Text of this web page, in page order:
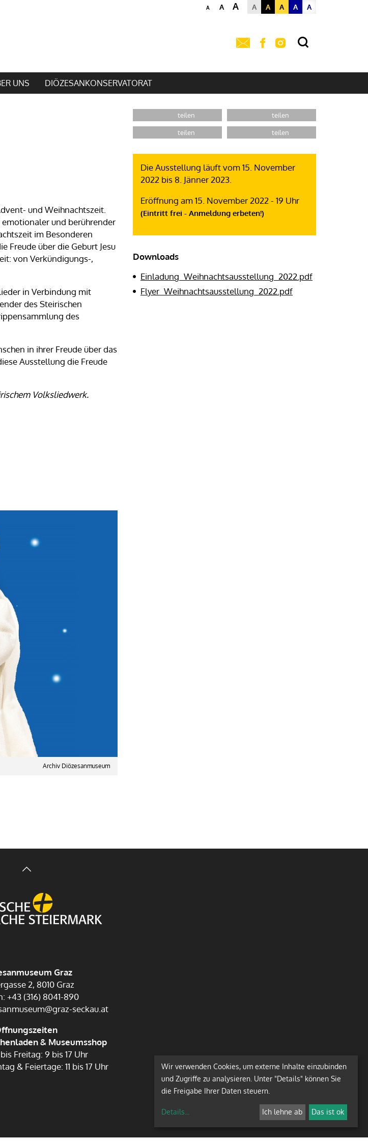
A A A A A A A A
UNS DIÖZESANKONSERVATORAT
und Weihnachtszeit.
emotionaler und berührender
im Besonderen
Freude über die Geburt Jesu
von Verkündigungs-,
in Verbindung mit
des Steirischen
des
in ihrer Freude über das
Ausstellung die Freude
Volksliedwerk.
Archiv Diözesanmuseum
Die Ausstellung läuft vom 15. November
2022 bis 8. Jänner 2023.
Eröffnung am 15. November 2022 - 19 Uhr
(Eintritt frei - Anmeldung erbeten!)
Downloads
Einladung_Weihnachtsausstellung_2022.pdf
Flyer_Weihnachtsausstellung_2022.pdf
Graz
2, 8010 Graz
+43 (316) 8041-890
seckau.at
& Museumsshop
Freitag: 9 bis 17 Uhr
& Feiertage: 11 bis 17 Uhr
Wir verwenden Cookies, um externe Inhalte einzubinden
und Zugriffe zu analysieren. Unter "Details" können Sie
die Freigabe Ihrer Daten steuern.
Details... Ich lehne ab Das ist ok